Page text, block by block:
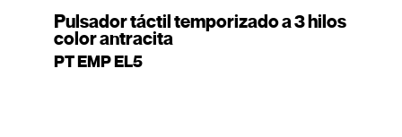
Pulsador táctil temporizado a 3 hilos
color antracita
PT EMP EL5